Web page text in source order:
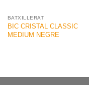
BATXILLERAT
BIC CRISTAL CLASSIC
MEDIUM NEGRE